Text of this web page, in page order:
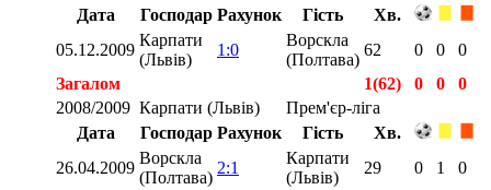
Дата
Господар Рахунок Гість
Хв.
05.12.2009
Карпати
(Львів)
1:0
Ворскла
(Полтава)
62 0 0
0
Загалом
1(62) 0 0
0
2008/2009 Карпати (Львів)
Прем'єр-ліга
Дата
Господар Рахунок Гість
Хв.
26.04.2009
Ворскла
(Полтава)
2:1
Карпати
(Львів)
29 0 1 0